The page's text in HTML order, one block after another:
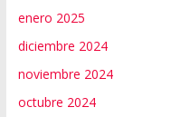
enero 2025
diciembre 2024
noviembre 2024
octubre 2024